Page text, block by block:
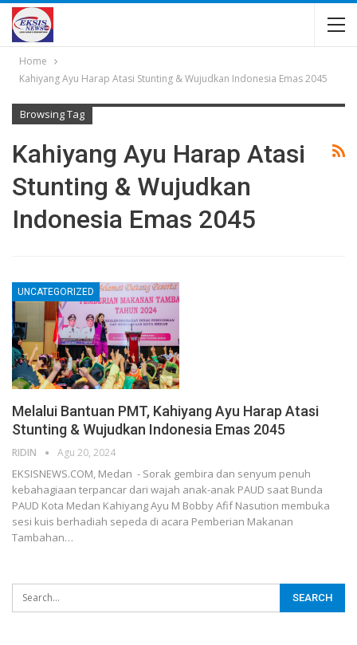
Home
Kahiyang Ayu Harap Atasi Stunting & Wujudkan Indonesia Emas 2045
Browsing Tag
Kahiyang Ayu Harap Atasi
Stunting & Wujudkan
Indonesia Emas 2045
UNCATEGORIZED
Melalui Bantuan PMT, Kahiyang Ayu Harap Atasi
Stunting & Wujudkan Indonesia Emas 2045
RIDIN Agu 20, 2024
EKSISNEWS.COM, Medan - Sorak gembira dan senyum penuh
kebahagiaan terpancar dari wajah anak-anak PAUD saat Bunda
PAUD Kota Medan Kahiyang Ayu M Bobby Afif Nasution membuka
sesi kuis berhadiah sepeda di acara Pemberian Makanan
Tambahan…